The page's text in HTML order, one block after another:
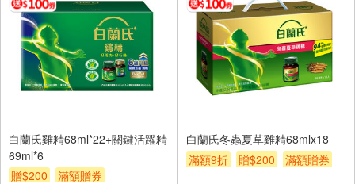
白蘭氏雞精68ml*22+關鍵活躍精
69ml*6
贈$200
滿額贈券
白蘭氏冬蟲夏草雞精68mlx18
滿額9折
贈$200 滿額贈券